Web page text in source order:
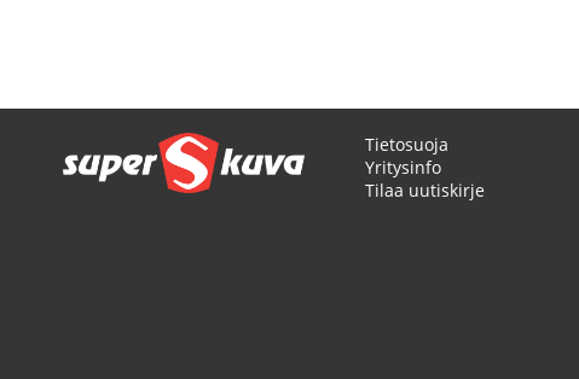
Tietosuoja
Yritysinfo
Tilaa uutiskirje